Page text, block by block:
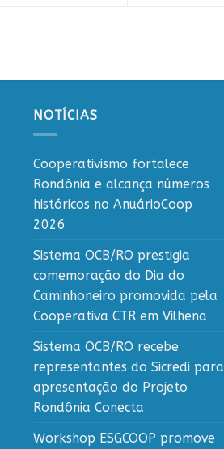
NOTÍCIAS
Cooperativismo fortalece
Rondônia e alcança números
históricos no AnuárioCoop
2026
Sistema OCB/RO prestigia
comemoração do Dia do
Caminhoneiro promovida pela
Cooperativa CTR em Vilhena
Sistema OCB/RO recebe
representantes do Sicredi para
apresentação do Projeto
Rondônia Conecta
Workshop ESGCOOP promove